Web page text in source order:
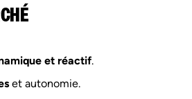
et réactif.
et autonomie.